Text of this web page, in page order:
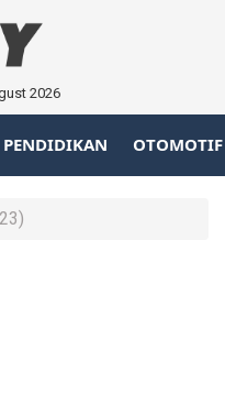
2026
PENDIDIKAN OTOMOTIF